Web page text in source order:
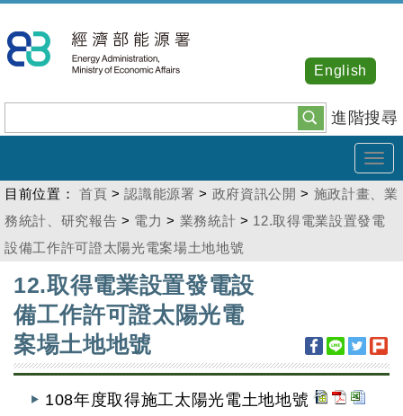
到
主
內
容
進階搜尋
English
目前位置： 首頁 >認識能源署 > 政府資訊公開 > 施政計畫、業
務統計、研究報告 > 電力 > 業務統計 > 12.取得電業設置發電
設備工作許可證太陽光電案場土地地號
12.取得電業設置發電設
備工作許可證太陽光電
案場土地地號
108年度取得施工太陽光電土地地號